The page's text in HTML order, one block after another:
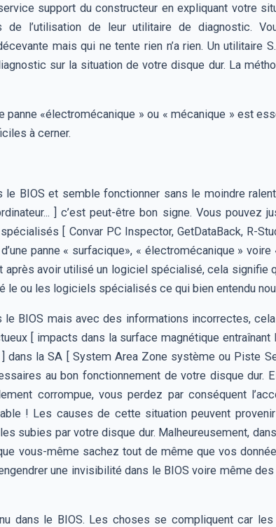
support du constructeur en expliquant votre
l’utilisation de leur utilitaire de diagnostic.
mais qui ne tente rien n’a rien. Un utilitaire
sur la situation de votre disque dur. La
panne «électromécanique » ou « mécanique » est
à cerner.
le BIOS et semble fonctionner sans le moindre
] c’est peut-être bon signe. Vous pouvez
[ Convar PC Inspector, GetDataBack, R-
panne « surfacique», « électromécanique »
après avoir utilisé un logiciel spécialisé, cela signifie
le ou les logiciels spécialisés ce qui bien entendu
BIOS mais avec des informations incorrectes,
[ impacts dans la surface magnétique
dans la SA [ System Area Zone système ou Piste
au bon fonctionnement de votre disque dur.
corrompue, vous perdez par conséquent
! Les causes de cette situation peuvent
subies par votre disque dur. Malheureusement,
vous-même sachez tout de même que vos
une invisibilité dans le BIOS voire même
dans le BIOS. Les choses se compliquent car